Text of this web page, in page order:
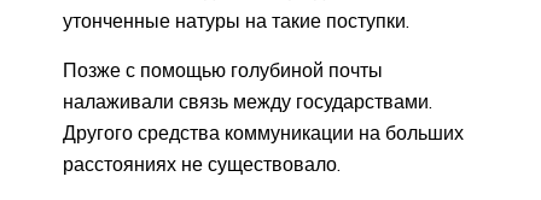
утонченные натуры на такие поступки.
Позже с помощью голубиной почты
налаживали связь между государствами.
Другого средства коммуникации на больших
расстояниях не существовало.